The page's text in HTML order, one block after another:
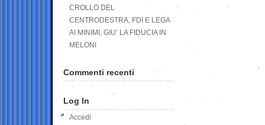
CROLLO DEL
CENTRODESTRA, FDI E LEGA
AI MINIMI, GIU’ LA FIDUCIA IN
MELONI
Commenti recenti
Log In
Accedi